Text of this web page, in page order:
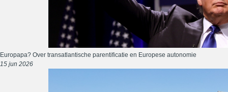
Europapa? Over transatlantische parentificatie en Europese autonomie
15 jun 2026